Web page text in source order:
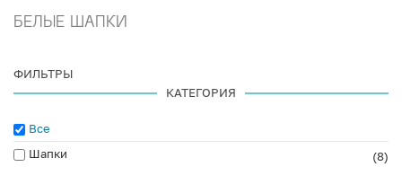
БЕЛЫЕ ШАПКИ
ФИЛЬТРЫ
КАТЕГОРИЯ
Все
Шапки
(8)